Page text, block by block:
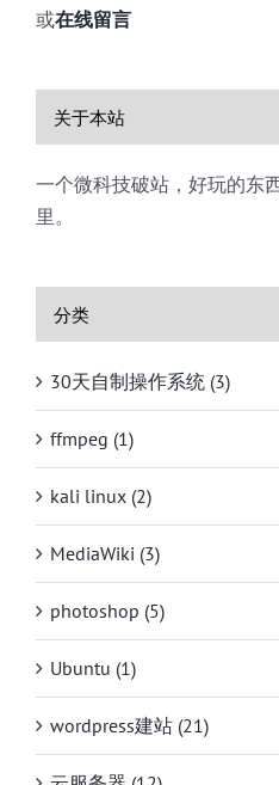
或 在线留言
关于本站
一个微科技破站，好玩的
里。
分类
30天自制操作系统 (3)
ffmpeg (1)
kali linux (2)
MediaWiki (3)
photoshop (5)
Ubuntu (1)
wordpress建站 (21)